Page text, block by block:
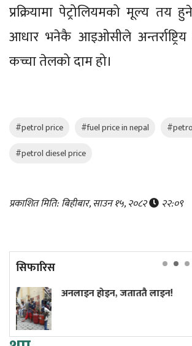
प्रक्रियामा पेट्रोलियमको मूल्य तय
आधार भनेकै आइओसीले अन्तर्राष्ट्रिय
कच्चा तेलको दाम हो।
#petrol price #fuel price in nepal
#petrol diesel price
प्रकाशित मिति: बिहीबार, साउन १५, २०८२ २२:०९
सिफारिस
जताततै लाइन!